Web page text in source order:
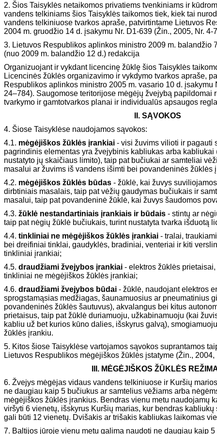
2. Šios Taisyklės netaikomos privatiems tvenkiniams ir
vandens telkiniams šios Taisyklės taikomos tiek, kiek tai
vandens telkiniuose tvarkos apraše, patvirtintame Lietuvos
2004 m. gruodžio 14 d. įsakymu Nr. D1-639 (Žin., 2005, Nr. 4-
3. Lietuvos Respublikos aplinkos ministro 2009 m. balandžio
(nuo 2009 m. balandžio 12 d.) redakcija
Organizuojant ir vykdant licencinę žūklę šios Taisyklės
Licencinės žūklės organizavimo ir vykdymo tvarkos apraše,
Respublikos aplinkos ministro 2005 m. vasario 10 d. įsakymu
24–784). Saugomose teritorijose mėgėjų žvejybą papildomai
tvarkymo ir gamtotvarkos planai ir individualūs apsaugos
II. SĄVOKOS
4. Šiose Taisyklėse naudojamos sąvokos:
4.1. mėgėjiškos žūklės įrankiai - visi žuvims vilioti ir pagauti
pagrindinis elementas yra žvejybinis kabliukas arba kabliukai
nustatyto jų skaičiaus limito), taip pat bučiukai ar samteliai
masalui ar žuvims iš vandens išimti bei povandeninės žūklės
4.2. mėgėjiškos žūklės būdas - žūklė, kai žuvys
dirbtiniais masalais, taip pat vėžių gaudymas bučiukais ir
masalui, taip pat povandeninė žūklė, kai žuvys šaudomos
4.3. žūklė nestandartiniais įrankiais ir būdais - stintų ar
taip pat nėgių žūklė bučiukais, turint nustatyta tvarka išduotą
4.4. tinkliniai ne mėgėjiškos žūklės įrankiai - tralai,
bei dreifiniai tinklai, gaudyklės, bradiniai, venteriai ir kiti
tinkliniai įrankiai;
4.5. draudžiami žvejybos įrankiai - elektros žūklės
tinkliniai ne mėgėjiškos žūklės įrankiai;
4.6. draudžiami žvejybos būdai - žūklė, naudojant elektros
sprogstamąsias medžiagas, šaunamuosius ar pneumatinius
povandeninės žūklės šautuvus), akvalangus bei kitus
prietaisus, taip pat žūklė duriamuoju, užkabinamuoju (kai
kabliu už bet kurios kūno dalies, išskyrus galvą),
žūklės įrankiu.
5. Kitos šiose Taisyklėse vartojamos sąvokos suprantamos
Lietuvos Respublikos mėgėjiškos žūklės įstatyme (Žin., 2004,
III. MĖGĖJIŠKOS ŽŪKLĖS
6. Žvejys mėgėjas vidaus vandens telkiniuose ir Kuršių
ne daugiau kaip 5 bučiukus ar samtelius vėžiams arba
mėgėjiškos žūklės įrankius. Bendras vienu metu naudojamų
viršyti 6 vienetų, išskyrus Kuršių marias, kur bendras
gali būti 12 vienetų. Dvišakis ar trišakis kabliukas laikomas
7. Baltijos jūroje vienu metu galima naudoti ne daugiau kaip